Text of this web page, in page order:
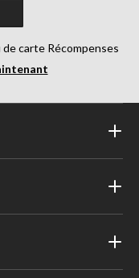
de carte Récompenses